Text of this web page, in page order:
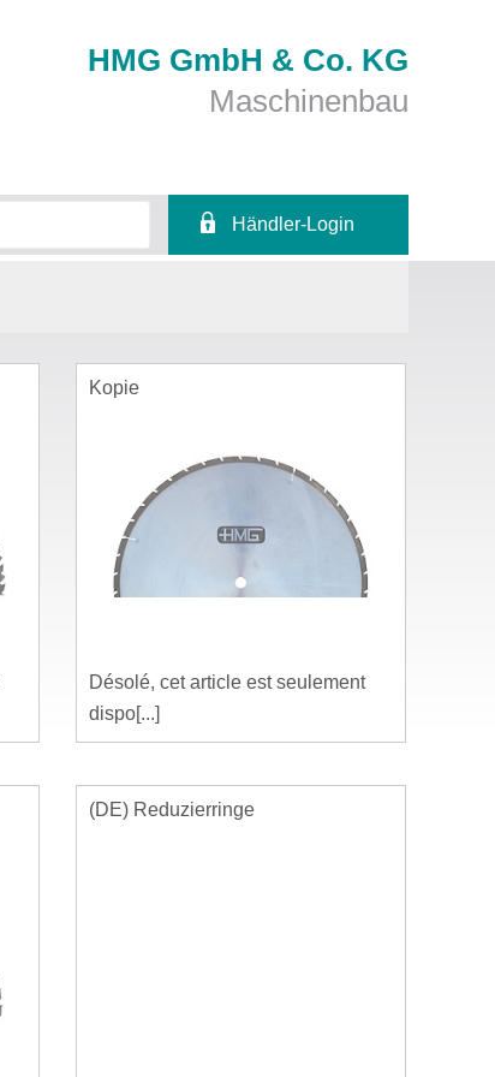
HMG GmbH & Co. KG
Maschinenbau
Händler-Login
Mot de passe
Kopie
Désolé, cet article est seulement
dispo[...]
(DE) Reduzierringe